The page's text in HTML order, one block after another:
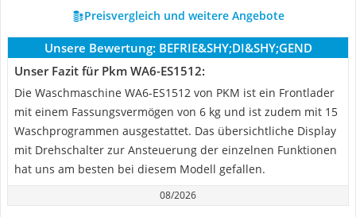
Preisvergleich und weitere Angebote
Unsere Bewertung: BEFRIE&SHY;DI&SHY;GEND
Unser Fazit für Pkm WA6-ES1512:
Die Waschmaschine WA6-ES1512 von PKM ist ein Frontlader
mit einem Fassungsvermögen von 6 kg und ist zudem mit 15
Waschprogrammen ausgestattet. Das übersichtliche Display
mit Drehschalter zur Ansteuerung der einzelnen Funktionen
hat uns am besten bei diesem Modell gefallen.
08/2026